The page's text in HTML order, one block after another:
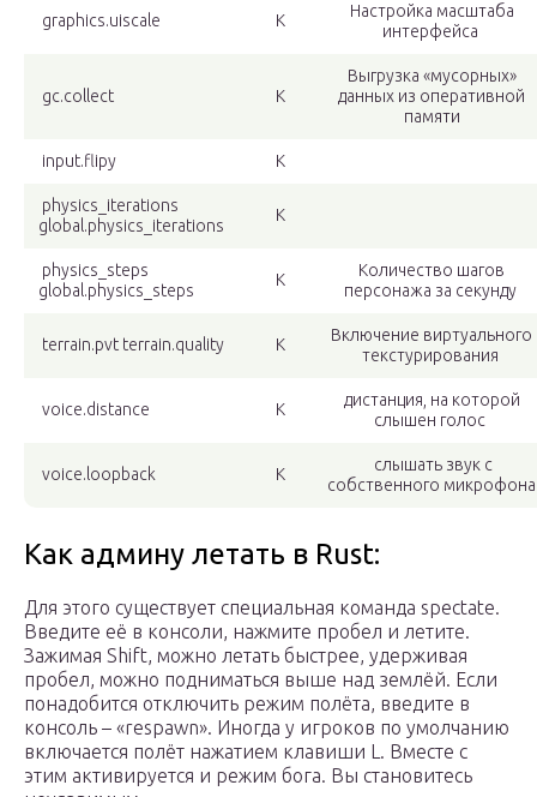
graphics.uiscale К
Настройка масштаба
интерфейса
gc.collect К
Выгрузка «мусорных»
данных из оперативной
памяти
input.flipy К
physics_iterations
global.physics_iterations
К
physics_steps
global.physics_steps
К
Количество шагов
персонажа за секунду
terrain.pvt terrain.quality К
Включение виртуального
текстурирования
voice.distance К
дистанция, на которой
слышен голос
voice.loopback К
слышать звук с
собственного микрофона
Как админу летать в Rust:
Для этого существует специальная команда spectate.
Введите её в консоли, нажмите пробел и летите.
Зажимая Shift, можно летать быстрее, удерживая
пробел, можно подниматься выше над землёй. Если
понадобится отключить режим полёта, введите в
консоль – «respawn». Иногда у игроков по умолчанию
включается полёт нажатием клавиши L. Вместе с
этим активируется и режим бога. Вы становитесь